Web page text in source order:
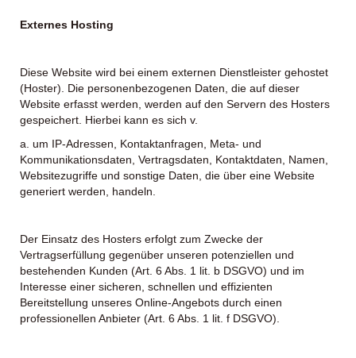
Externes Hosting
Diese Website wird bei einem externen Dienstleister gehostet
(Hoster). Die personenbezogenen Daten, die auf dieser
Website erfasst werden, werden auf den Servern des Hosters
gespeichert. Hierbei kann es sich v.
a. um IP-Adressen, Kontaktanfragen, Meta- und
Kommunikationsdaten, Vertragsdaten, Kontaktdaten, Namen,
Websitezugriffe und sonstige Daten, die über eine Website
generiert werden, handeln.
Der Einsatz des Hosters erfolgt zum Zwecke der
Vertragserfüllung gegenüber unseren potenziellen und
bestehenden Kunden (Art. 6 Abs. 1 lit. b DSGVO) und im
Interesse einer sicheren, schnellen und effizienten
Bereitstellung unseres Online-Angebots durch einen
professionellen Anbieter (Art. 6 Abs. 1 lit. f DSGVO).